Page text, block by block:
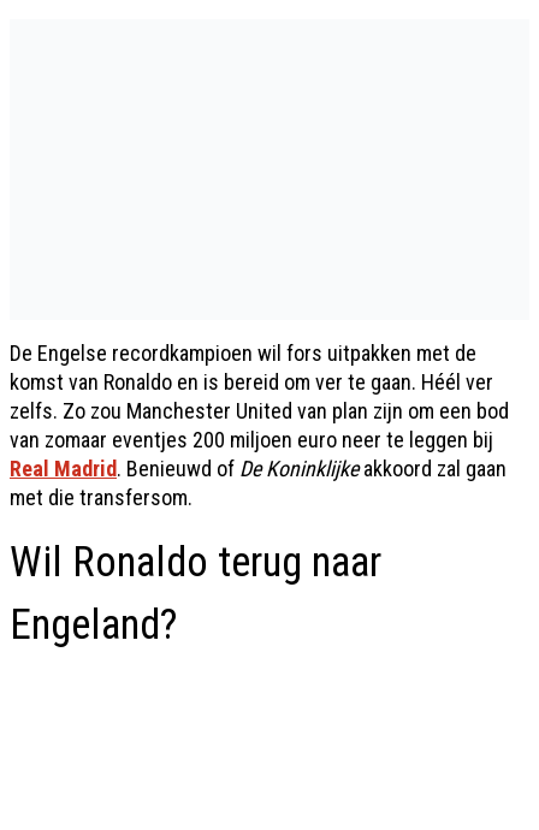
De Engelse recordkampioen wil fors uitpakken met de
komst van Ronaldo en is bereid om ver te gaan. Héél ver
zelfs. Zo zou Manchester United van plan zijn om een bod
van zomaar eventjes 200 miljoen euro neer te leggen bij
Real Madrid. Benieuwd of De Koninklijkeakkoord zal gaan
met die transfersom.
Wil Ronaldo terug naar
Engeland?